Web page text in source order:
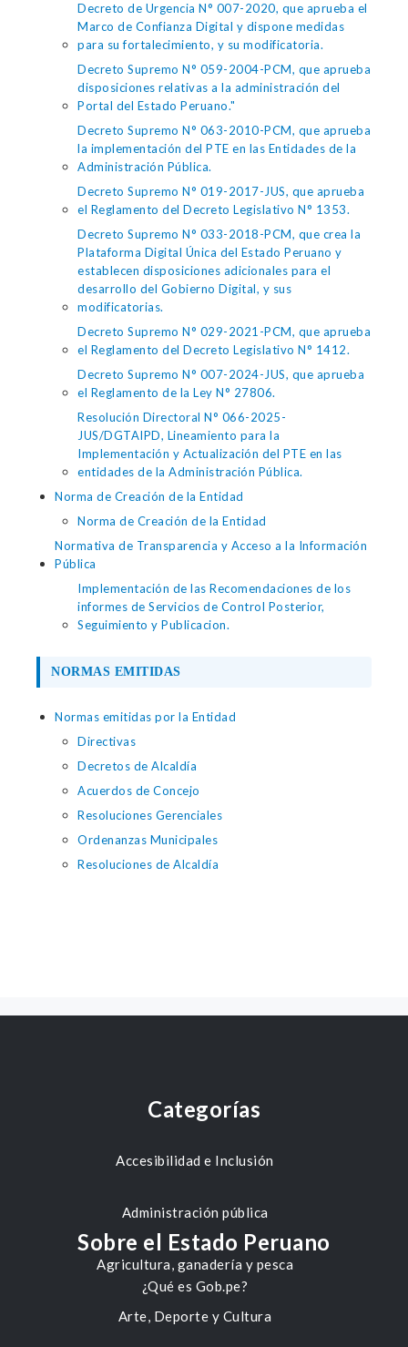
Decreto de Urgencia N° 007-2020, que aprueba el
Marco de Confianza Digital y dispone medidas
para su fortalecimiento, y su modificatoria.
Decreto Supremo N° 059-2004-PCM, que aprueba
disposiciones relativas a la administración del
Portal del Estado Peruano."
Decreto Supremo N° 063-2010-PCM, que aprueba
la implementación del PTE en las Entidades de la
Administración Pública.
Decreto Supremo N° 019-2017-JUS, que aprueba
el Reglamento del Decreto Legislativo N° 1353.
Decreto Supremo N° 033-2018-PCM, que crea la
Plataforma Digital Única del Estado Peruano y
establecen disposiciones adicionales para el
desarrollo del Gobierno Digital, y sus
modificatorias.
Decreto Supremo N° 029-2021-PCM, que aprueba
el Reglamento del Decreto Legislativo N° 1412.
Decreto Supremo N° 007-2024-JUS, que aprueba
el Reglamento de la Ley N° 27806.
Resolución Directoral N° 066-2025-
JUS/DGTAIPD, Lineamiento para la
Implementación y Actualización del PTE en las
entidades de la Administración Pública.
Norma de Creación de la Entidad
Norma de Creación de la Entidad
Normativa de Transparencia y Acceso a la Información
Pública
Implementación de las Recomendaciones de los
informes de Servicios de Control Posterior,
Seguimiento y Publicacion.
NORMAS EMITIDAS
Normas emitidas por la Entidad
Directivas
Decretos de Alcaldía
Acuerdos de Concejo
Resoluciones Gerenciales
Ordenanzas Municipales
Resoluciones de Alcaldía
Categorías
Accesibilidad e Inclusión
Administración pública
Agricultura, ganadería y pesca
Arte, Deporte y Cultura
Sobre el Estado Peruano
¿Qué es Gob.pe?